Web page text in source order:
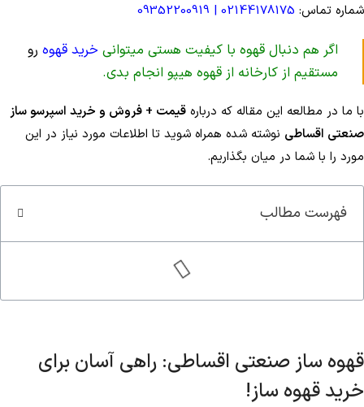
شماره تماس: 02144178175
| 09352200919
اگر هم دنبال قهوه با کیفیت هستی میتوانی خرید قهوه رو
مستقیم از کارخانه از قهوه هیپو انجام بدی.
با ما در مطالعه این مقاله که درباره قیمت + فروش و خرید اسپرسو ساز
صنعتی اقساطی نوشته شده همراه شوید تا اطلاعات مورد نیاز در این
مورد را با شما در میان بگذاریم.
فهرست مطالب
قهوه ساز صنعتی اقساطی: راهی آسان برای
خرید قهوه ساز!